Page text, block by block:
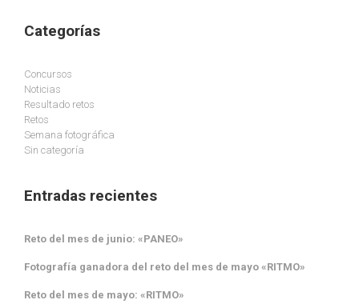
Categorías
Concursos
Noticias
Resultado retos
Retos
Semana fotográfica
Sin categoría
Entradas recientes
Reto del mes de junio: «PANEO»
Fotografía ganadora del reto del mes de mayo «RITMO»
Reto del mes de mayo: «RITMO»